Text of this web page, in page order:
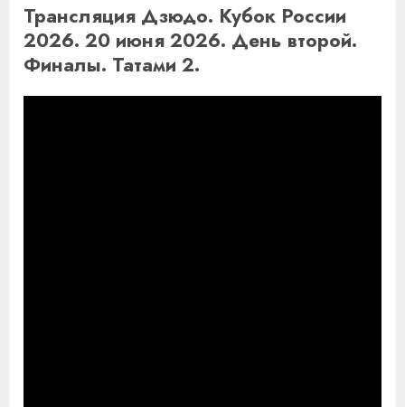
Трансляция Дзюдо. Кубок России
2026. 20 июня 2026. День второй.
Финалы. Татами 2.